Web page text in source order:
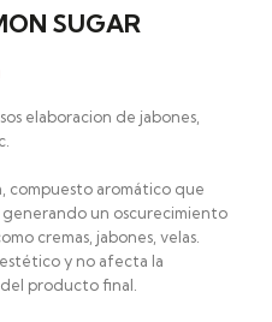
SUGAR
elaboracion de jabones,
compuesto aromático que
un oscurecimiento
cremas, jabones, velas.
y no afecta la
producto final.